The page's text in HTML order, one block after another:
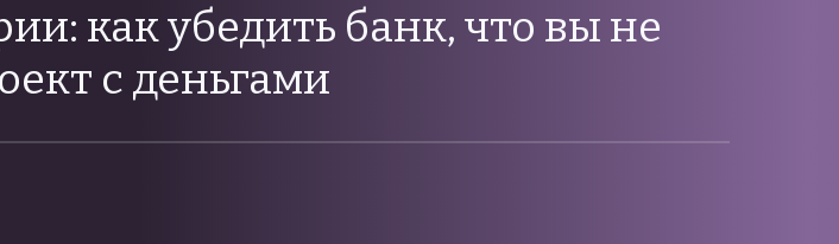
как убедить банк, что вы не
с деньгами